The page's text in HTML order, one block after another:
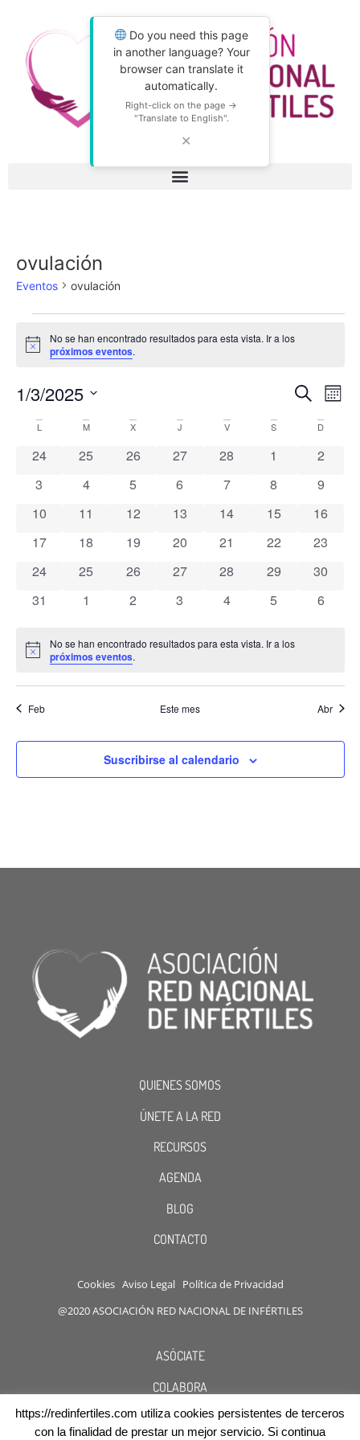
Do you need this page
in another language? Your
browser can translate it
automatically.
Right-click on the page →
"Translate to English".
✕
ovulación
Eventos ovulación
Aviso
No se han encontrado resultados para esta vista. Ir a los
próximos eventos.
de
de
BuscarMes
1/3/2025
Calendario
de
Eventos
L M X J V S D
0 eventos
24 0 eventos
25 0 eventos
26 0 eventos
27 0 eventos
28 0 eventos
1 0
2
0 eventos
3 0 eventos
4 0 eventos
5 0 eventos
6 0 eventos
7 0 eventos
8 0
9
0 eventos
10 0 eventos
11 0 eventos
12 0 eventos
13 0 eventos
14 0 eventos
15 0
16
0 eventos
17 0 eventos
18 0 eventos
19 0 eventos
20 0 eventos
21 0 eventos
22 0
23
0 eventos
24 0 eventos
25 0 eventos
26 0 eventos
27 0 eventos
28 0 eventos
29 0
30
0 eventos
31 0 eventos
1 0 eventos
2 0 eventos
3 0 eventos
4 0 eventos
5 0
6
Aviso
No se han encontrado resultados para esta vista. Ir a los
próximos eventos.
Feb Este mes Abr
Suscribirse al calendario
QUIENES SOMOS
ÚNETE A LA RED
RECURSOS
AGENDA
BLOG
CONTACTO
Cookies Aviso Legal Política de Privacidad
@2020 ASOCIACIÓN RED NACIONAL DE INFÉRTILES
ASÓCIATE
COLABORA
DESCUENTOS
https://redinfertiles.com utiliza cookies persistentes de terceros
con la finalidad de prestar un mejor servicio. Si continua